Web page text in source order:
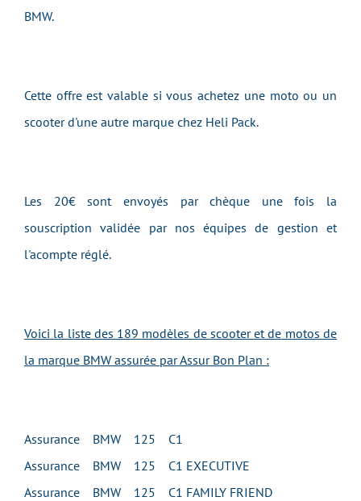
BMW.
Cette offre est valable si vous achetez une moto ou un
scooter d'une autre marque chez Heli Pack.
Les 20€ sont envoyés par chèque une fois la
souscription validée par nos équipes de gestion et
l'acompte réglé.
Voici la liste des 189 modèles de scooter et de motos de
la marque BMW assurée par Assur Bon Plan :
Assurance BMW 125 C1
Assurance BMW 125 C1 EXECUTIVE
Assurance BMW 125 C1 FAMILY FRIEND